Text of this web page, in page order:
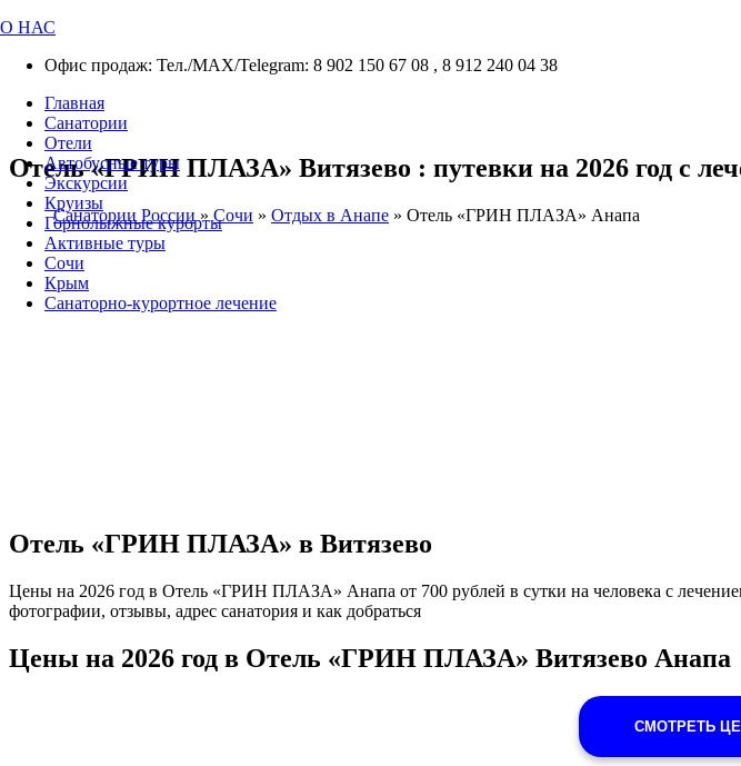
О НАС
Офис продаж: Тел./МАХ/Telegram: 8 902 150 67 08 , 8 912 240 04 38
Главная
Санатории
Отели
Автобусные туры
Экскурсии
Круизы
Горнолыжные курорты
Активные туры
Сочи
Крым
Санаторно-курортное лечение
Отель «ГРИН ПЛАЗА» Витязево : путевки на 2026 год с
Санатории России » Сочи » Отдых в Анапе » Отель «ГРИН ПЛАЗА» Анапа
Отель «ГРИН ПЛАЗА» в Витязево
Цены на 2026 год в Отель «ГРИН ПЛАЗА» Анапа от 700 рублей в сутки на человека с
фотографии, отзывы, адрес санатория и как добраться
Цены на 2026 год в Отель «ГРИН ПЛАЗА» Витязево Анапа
СМОТРЕТЬ